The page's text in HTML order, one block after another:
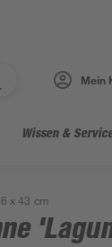
Mein
Wissen &
x 43 cm